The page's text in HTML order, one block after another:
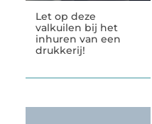
Let op deze
valkuilen bij het
inhuren van een
drukkerij!